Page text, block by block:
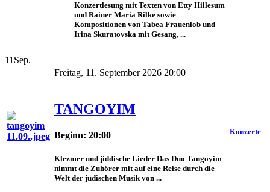
Konzertlesung mit Texten von Etty Hillesum
und Rainer Maria Rilke sowie
Kompositionen von Tabea Frauenlob und
Irina Skuratovska mit Gesang, ...
11 Sep.
Freitag, 11. September 2026 20:00
TANGOYIM
Beginn: 20:00
Klezmer und jiddische Lieder Das Duo Tangoyim
nimmt die Zuhörer mit auf eine Reise durch die
Welt der jüdischen Musik von ...
Konzerte